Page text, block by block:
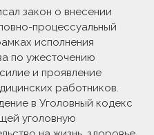
закон о внесении
процессуальный
исполнения
по ужесточению
и проявление
работников.
в Уголовный кодекс
уголовную